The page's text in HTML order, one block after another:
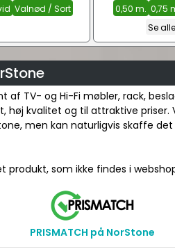
Valnød / Sort 0,50 m. 0,75
Se alle
af TV- og Hi-Fi møbler, rack,
høj kvalitet og til attraktive priser.
men kan naturligvis skaffe
produkt, som ikke findes i
PRISMATCH på NorStone